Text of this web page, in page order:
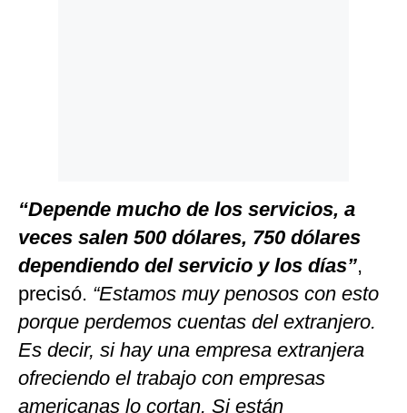
“Depende mucho de los servicios, a
veces salen 500 dólares, 750 dólares
dependiendo del servicio y los días”,
precisó. “Estamos muy penosos con esto
porque perdemos cuentas del extranjero.
Es decir, si hay una empresa extranjera
ofreciendo el trabajo con empresas
americanas lo cortan. Si están